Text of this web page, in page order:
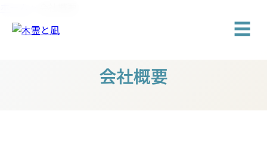
☰
会社概要